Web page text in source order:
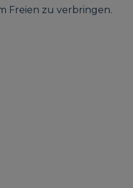
Freien zu verbringen.